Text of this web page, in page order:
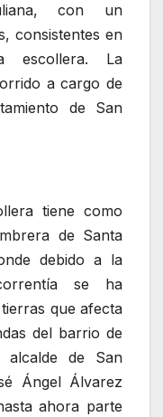
con un
consistentes en
escollera. La
a cargo de
de San
tiene como
de Santa
debido a la
se ha
que afecta
del barrio de
alcalde de San
Ángel Álvarez
ahora parte